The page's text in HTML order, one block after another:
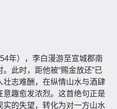
年），李白漫游至宣城郡南
此时，距他被“赐金放还”已
志难酬，在纵情山水与酒肆
趣愈发浓烈。这首绝句正是
实的失望，转化为对一方山水